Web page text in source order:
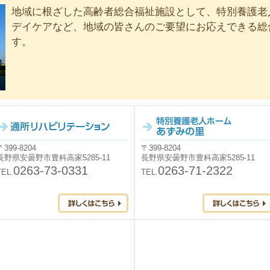
地域に根ざした高齢者総合福祉施設として、特別養護
デイケアなど、地域の皆さんのご要望にお応えできる
す。
399-8204
野県安曇野市豊科高家5285-11
0263-73-0331
〒399-8204
長野県安曇野市豊科高家5285-11
TEL.0263-71-2322